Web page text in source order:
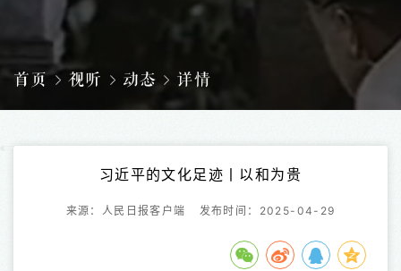
首页 视听 动态 详情
习近平的文化足迹丨以和为贵
来源：人民日报客户端 发布时间：2025-04-29